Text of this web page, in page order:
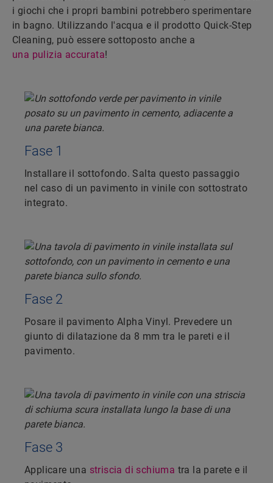
i giochi che i propri bambini potrebbero sperimentare
in bagno. Utilizzando l'acqua e il prodotto Quick-Step
Cleaning, può essere sottoposto anche a
una pulizia accurata!
Fase 1
Installare il sottofondo. Salta questo passaggio
nel caso di un pavimento in vinile con sottostrato
integrato.
Fase 2
Posare il pavimento Alpha Vinyl. Prevedere un
giunto di dilatazione da 8 mm tra le pareti e il
pavimento.
Fase 3
Applicare una striscia di schiuma tra la parete e il